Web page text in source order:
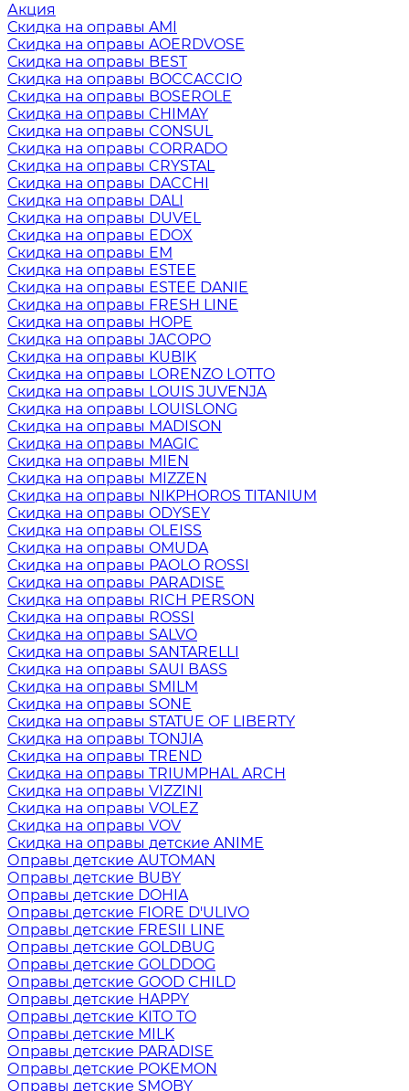
Акция
Скидка на оправы AMI
Скидка на оправы AOERDVOSE
Скидка на оправы BEST
Скидка на оправы BOCCACCIO
Скидка на оправы BOSEROLE
Скидка на оправы CHIMAY
Скидка на оправы CONSUL
Скидка на оправы CORRADO
Скидка на оправы CRYSTAL
Скидка на оправы DACCHI
Скидка на оправы DALI
Скидка на оправы DUVEL
Скидка на оправы EDOX
Скидка на оправы EM
Скидка на оправы ESTEE
Скидка на оправы ESTEE DANIE
Скидка на оправы FRESH LINE
Скидка на оправы HOPE
Скидка на оправы JACOPO
Скидка на оправы KUBIK
Скидка на оправы LORENZO LOTTO
Скидка на оправы LOUIS JUVENJA
Скидка на оправы LOUISLONG
Скидка на оправы MADISON
Скидка на оправы MAGIC
Скидка на оправы MIEN
Скидка на оправы MIZZEN
Скидка на оправы NIKPHOROS TITANIUM
Скидка на оправы ODYSEY
Скидка на оправы OLEISS
Скидка на оправы OMUDA
Скидка на оправы PAOLO ROSSI
Скидка на оправы PARADISE
Скидка на оправы RICH PERSON
Скидка на оправы ROSSI
Скидка на оправы SALVO
Скидка на оправы SANTARELLI
Скидка на оправы SAUI BASS
Скидка на оправы SMILM
Скидка на оправы SONE
Скидка на оправы STATUE OF LIBERTY
Скидка на оправы TONJIA
Скидка на оправы TREND
Скидка на оправы TRIUMPHAL ARCH
Скидка на оправы VIZZINI
Скидка на оправы VOLEZ
Скидка на оправы VOV
Скидка на оправы детские ANIME
Оправы детские AUTOMAN
Оправы детские BUBY
Оправы детские DOHIA
Оправы детские FIORE D'ULIVO
Оправы детские FRESII LINE
Оправы детские GOLDBUG
Оправы детские GOLDDOG
Оправы детские GOOD CHILD
Оправы детские HAPPY
Оправы детские KITO TO
Оправы детские MILK
Оправы детские PARADISE
Оправы детские POKEMON
Оправы детские SMOBY